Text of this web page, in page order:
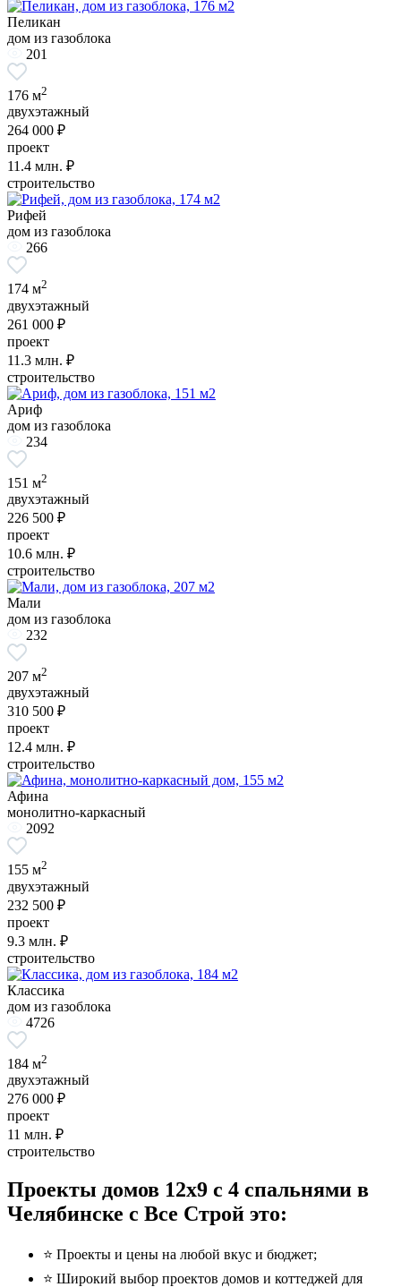
Пеликан
дом из газоблока
201
176 м2
двухэтажный
264 000 ₽
проект
11.4 млн. ₽
строительство
Рифей
дом из газоблока
266
174 м2
двухэтажный
261 000 ₽
проект
11.3 млн. ₽
строительство
Ариф
дом из газоблока
234
151 м2
двухэтажный
226 500 ₽
проект
10.6 млн. ₽
строительство
Мали
дом из газоблока
232
207 м2
двухэтажный
310 500 ₽
проект
12.4 млн. ₽
строительство
Афина
монолитно-каркасный
2092
155 м2
двухэтажный
232 500 ₽
проект
9.3 млн. ₽
строительство
Классика
дом из газоблока
4726
184 м2
двухэтажный
276 000 ₽
проект
11 млн. ₽
строительство
Проекты домов 12x9 с 4 спальнями в
Челябинске с Все Строй это:
⭐️ Проекты и цены на любой вкус и бюджет;
⭐️ Широкий выбор проектов домов и коттеджей для